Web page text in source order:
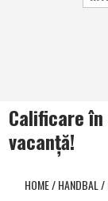
Calificare
vacanţă!
HOME/HANDBAL/